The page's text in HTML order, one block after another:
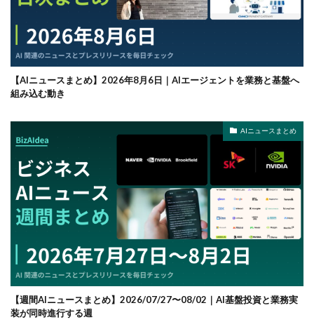
【AIニュースまとめ】2026年8月6日｜AIエージェントを業務と基盤へ
組み込む動き
AIニュースまとめ
【週間AIニュースまとめ】2026/07/27〜08/02｜AI基盤投資と業務実
装が同時進行する週